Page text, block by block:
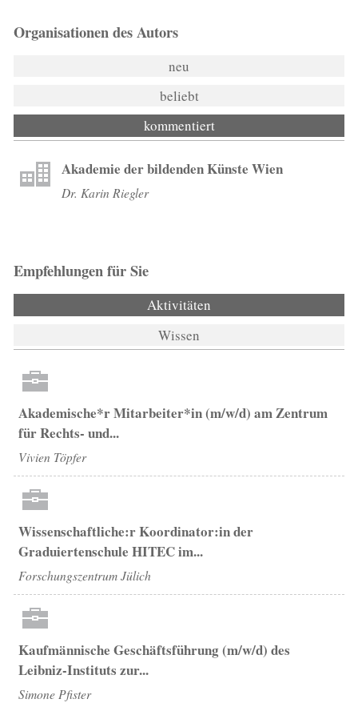
Organisationen des Autors
neu
beliebt
kommentiert
Akademie der bildenden Künste Wien
Dr. Karin Riegler
Empfehlungen für Sie
Aktivitäten
Wissen
Akademische*r Mitarbeiter*in (m/w/d) am Zentrum
für Rechts- und...
Vivien Töpfer
Wissenschaftliche:r Koordinator:in der
Graduiertenschule HITEC im...
Forschungszentrum Jülich
Kaufmännische Geschäftsführung (m/w/d) des
Leibniz-Instituts zur...
Simone Pfister